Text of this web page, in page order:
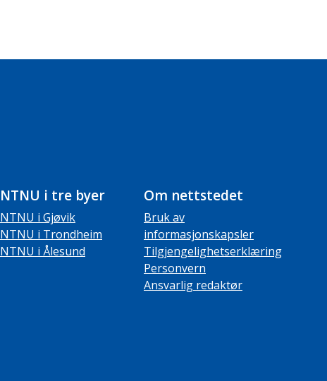
NTNU i tre byer
NTNU i Gjøvik
NTNU i Trondheim
NTNU i Ålesund
Om nettstedet
Bruk av
informasjonskapsler
Tilgjengelighetserklæring
Personvern
Ansvarlig redaktør